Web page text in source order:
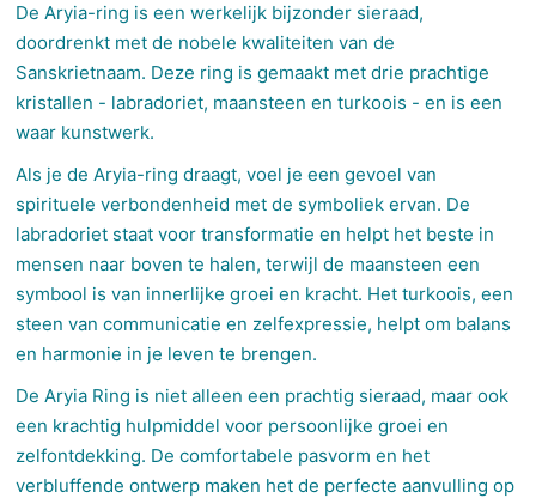
De Aryia-ring is een werkelijk bijzonder sieraad,
doordrenkt met de nobele kwaliteiten van de
Sanskrietnaam. Deze ring is gemaakt met drie prachtige
kristallen - labradoriet, maansteen en turkoois - en is een
waar kunstwerk.
Als je de Aryia-ring draagt, voel je een gevoel van
spirituele verbondenheid met de symboliek ervan. De
labradoriet staat voor transformatie en helpt het beste in
mensen naar boven te halen, terwijl de maansteen een
symbool is van innerlijke groei en kracht. Het turkoois, een
steen van communicatie en zelfexpressie, helpt om balans
en harmonie in je leven te brengen.
De Aryia Ring is niet alleen een prachtig sieraad, maar ook
een krachtig hulpmiddel voor persoonlijke groei en
zelfontdekking. De comfortabele pasvorm en het
verbluffende ontwerp maken het de perfecte aanvulling op